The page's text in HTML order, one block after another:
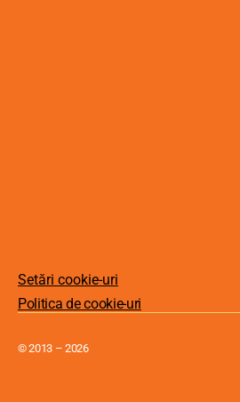
Setări cookie-uri
Politica de cookie-uri
© 2013 – 2026